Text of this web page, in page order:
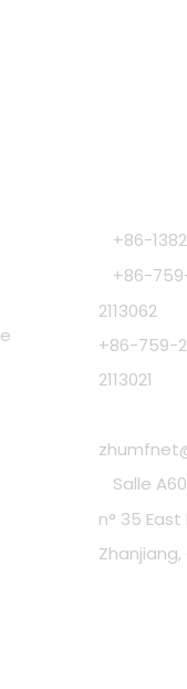
+86-
+86-
2113062
+86-759-
2113021
Salle
n° 35